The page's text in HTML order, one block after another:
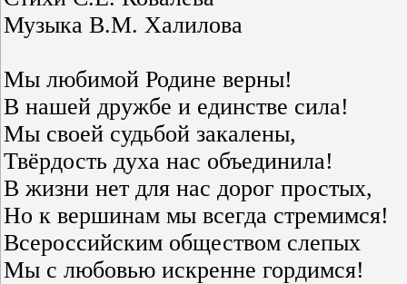
Музыка В.М. Халилова
Мы любимой Родине верны!
В нашей дружбе и единстве сила!
Мы своей судьбой закалены,
Твёрдость духа нас объединила!
В жизни нет для нас дорог простых,
Но к вершинам мы всегда стремимся!
Всероссийским обществом слепых
Мы с любовью искренне гордимся!